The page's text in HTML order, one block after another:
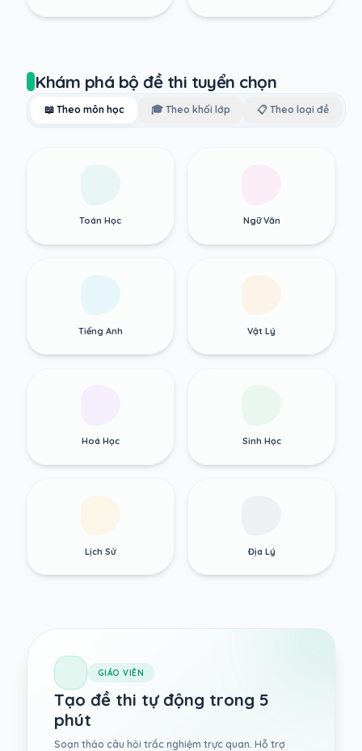
Khám phá bộ đề thi tuyển chọn
📖 Theo môn học 🎓 Theo khối lớp 📋 Theo loại đề
Toán Học Ngữ Văn
Tiếng Anh Vật Lý
Hoá Học Sinh Học
Lịch Sử Địa Lý
GIÁO VIÊN
Tạo đề thi tự động trong 5
phút
Soạn thảo câu hỏi trắc nghiệm trực quan. Hỗ trợ